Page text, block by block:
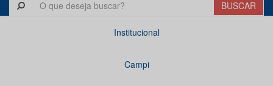
Institucional
Campi